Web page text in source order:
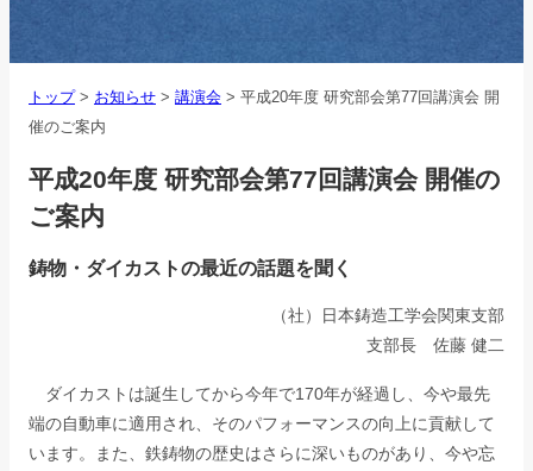
トップ> お知らせ > 講演会 > 平成20年度 研究部会第77回講演会 開
催のご案内
平成20年度 研究部会第77回講演会 開催の
ご案内
鋳物・ダイカストの最近の話題を聞く
（社）日本鋳造工学会関東支部
支部長 佐藤 健二
ダイカストは誕生してから今年で170年が経過し、今や最先
端の自動車に適用され、そのパフォーマンスの向上に貢献して
います。また、鉄鋳物の歴史はさらに深いものがあり、今や忘